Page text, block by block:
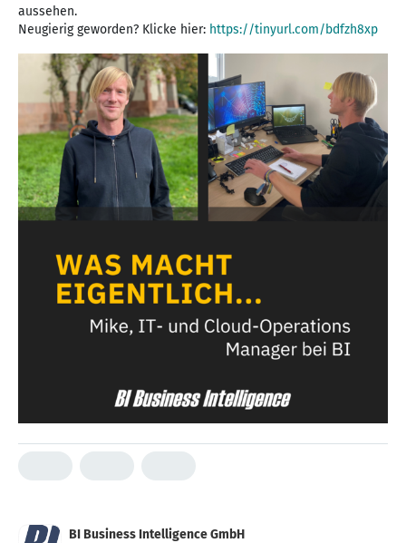
aussehen.
Neugierig geworden? Klicke hier: https://tinyurl.com/bdfzh8xp
BI Business Intelligence GmbH